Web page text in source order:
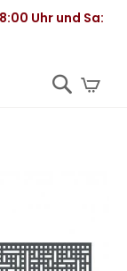
Uhr und Sa: